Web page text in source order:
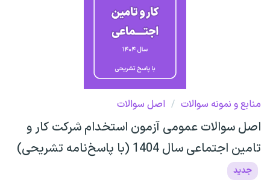
منابع و نمونه سوالات / اصل سوالات
اصل سوالات عمومی آزمون استخدام شرکت کار و
تامین اجتماعی سال 1404 (با پاسخ‌نامه تشریحی)
جدید